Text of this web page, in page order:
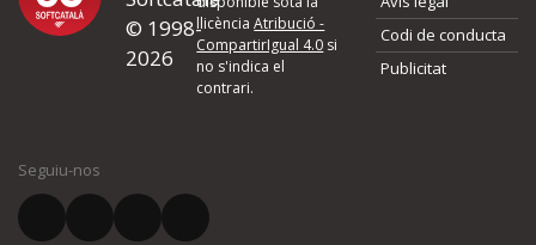
Si heu trobat un error o voleu proposar alguna millora, ompliu els
quina és la millora que proposeu o l'error del qual voleu informar-
El vostre correu electrònic *
© 1998-
2026
llicènciaAtribució -
CompartirIgual 4.0 si
no s'indica el
contrari.
Codi de conducta
Publicitat
Seguiu-nos